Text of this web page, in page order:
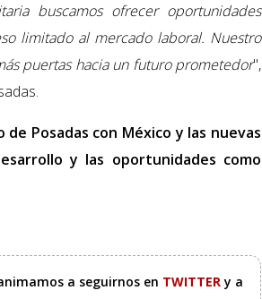
buscamos ofrecer oportunidades
limitado al mercado laboral. Nuestro
puertas hacia un futuro prometedor",
Posadas con México y las nuevas
y las oportunidades como
a seguirnos en TWITTERy a